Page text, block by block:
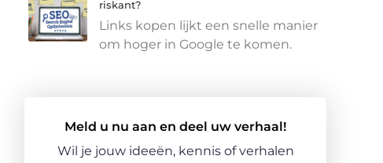
riskant?
Links kopen lijkt een snelle manier
om hoger in Google te komen.
Meld u nu aan en deel uw verhaal!
Wil je jouw ideeën, kennis of verhalen